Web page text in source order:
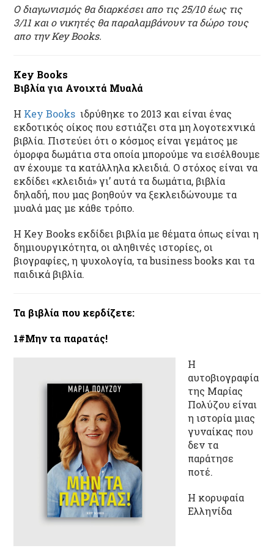
Ο διαγωνισμός θα διαρκέσει απο τις 25/10 έως τις
3/11 και ο νικητές θα παραλαμβάνουν τα δώρο τους
απο την Key Books.
Κey Books
Βιβλία για Ανοιχτά Μυαλά
H Key Books ιδρύθηκε το 2013 και είναι ένας
εκδοτικός οίκος που εστιάζει στα μη λογοτεχνικά
βιβλία. Πιστεύει ότι ο κόσμος είναι γεμάτος με
όμορφα δωμάτια στα οποία μπορούμε να εισέλθουμε
αν έχουμε τα κατάλληλα κλειδιά. Ο στόχος είναι να
εκδίδει «κλειδιά» γι’ αυτά τα δωμάτια, βιβλία
δηλαδή, που μας βοηθούν να ξεκλειδώνουμε τα
μυαλά μας με κάθε τρόπο.
Η Key Books εκδίδει βιβλία με θέματα όπως είναι η
δημιουργικότητα, οι αληθινές ιστορίες, οι
βιογραφίες, η ψυχολογία, τα business books και τα
παιδικά βιβλία.
Τα βιβλία που κερδίζετε:
1#Μην τα παρατάς!
Η
αυτοβιογραφία
της Μαρίας
Πολύζου είναι
η ιστορία μιας
γυναίκας που
δεν τα
παράτησε
ποτέ.
Η κορυφαία
Ελληνίδα